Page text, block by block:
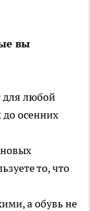
вы
для любой
осенних
то, что
а обувь не